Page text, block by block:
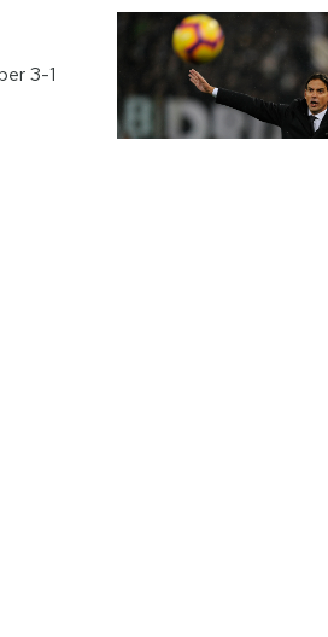
3-1